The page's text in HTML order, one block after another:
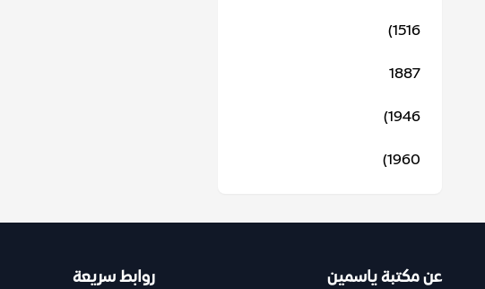
1516)
1887
1946)
1960)
عن مكتبة ياسمين روابط سريعة